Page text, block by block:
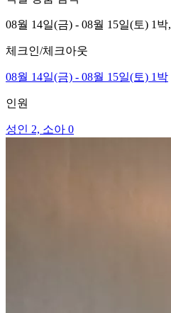
08월 14일(금) - 08월 15일(토) 1박,
체크인/체크아웃
08월 14일(금) - 08월 15일(토) 1박
인원
성인 2, 소아 0